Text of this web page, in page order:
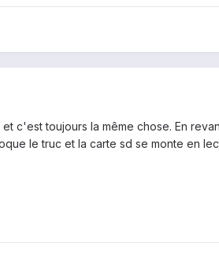
c'est toujours la même chose. En
le truc et la carte sd se monte en